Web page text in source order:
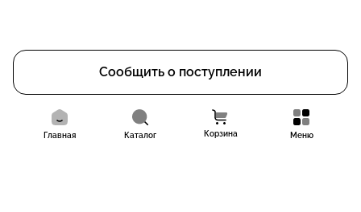
Сообщить о поступлении
Главная Каталог Корзина Меню